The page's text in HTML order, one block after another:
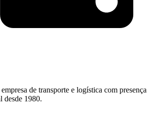
de transporte e logística com presença
desde 1980.